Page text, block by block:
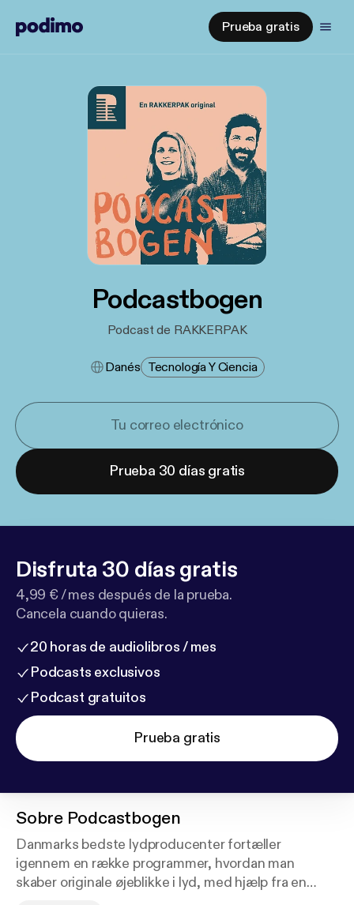
Prueba gratis
Podcastbogen
Podcast de RAKKERPAK
Danés Tecnología Y Ciencia
Prueba 30 días gratis
Disfruta 30 días gratis
4,99 € / mes después de la prueba.
Cancela cuando quieras.
20 horas de audiolibros / mes
Podcasts exclusivos
Podcast gratuitos
Prueba gratis
Sobre Podcastbogen
Danmarks bedste lydproducenter fortæller
igennem en række programmer, hvordan man
skaber originale øjeblikke i lyd, med hjælp fra en